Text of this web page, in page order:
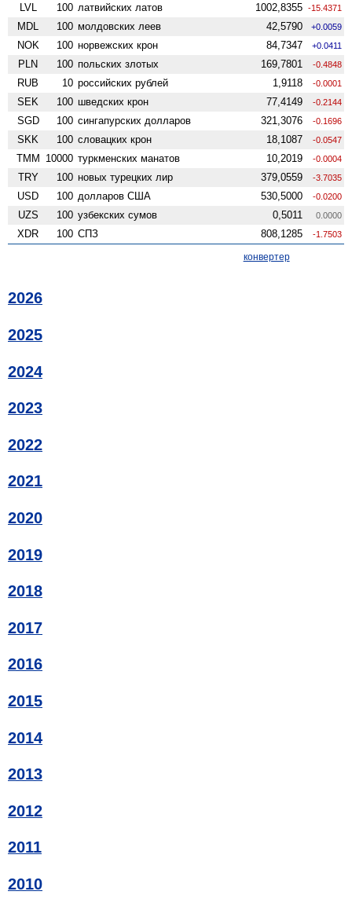
LVL 100 латвийских латов 1002,8355 -15.4371
MDL 100 молдовских леев 42,5790 +0.0059
NOK 100 норвежских крон 84,7347 +0.0411
PLN 100 польских злотых 169,7801 -0.4848
RUB 10 российских рублей 1,9118 -0.0001
SEK 100 шведских крон 77,4149 -0.2144
SGD 100 сингапурских долларов 321,3076 -0.1696
SKK 100 словацких крон 18,1087 -0.0547
TMM 10000 туркменских манатов 10,2019 -0.0004
TRY 100 новых турецких лир 379,0559 -3.7035
USD 100 долларов США 530,5000 -0.0200
UZS 100 узбекских сумов 0,5011 0.0000
XDR 100 СПЗ 808,1285 -1.7503
конвертер
2026
2025
2024
2023
2022
2021
2020
2019
2018
2017
2016
2015
2014
2013
2012
2011
2010